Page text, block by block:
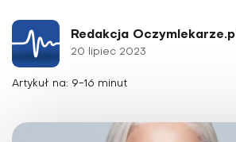
Redakcja Oczymlekarze.pl
20 lipiec 2023
Artykuł na: 9-16 minut